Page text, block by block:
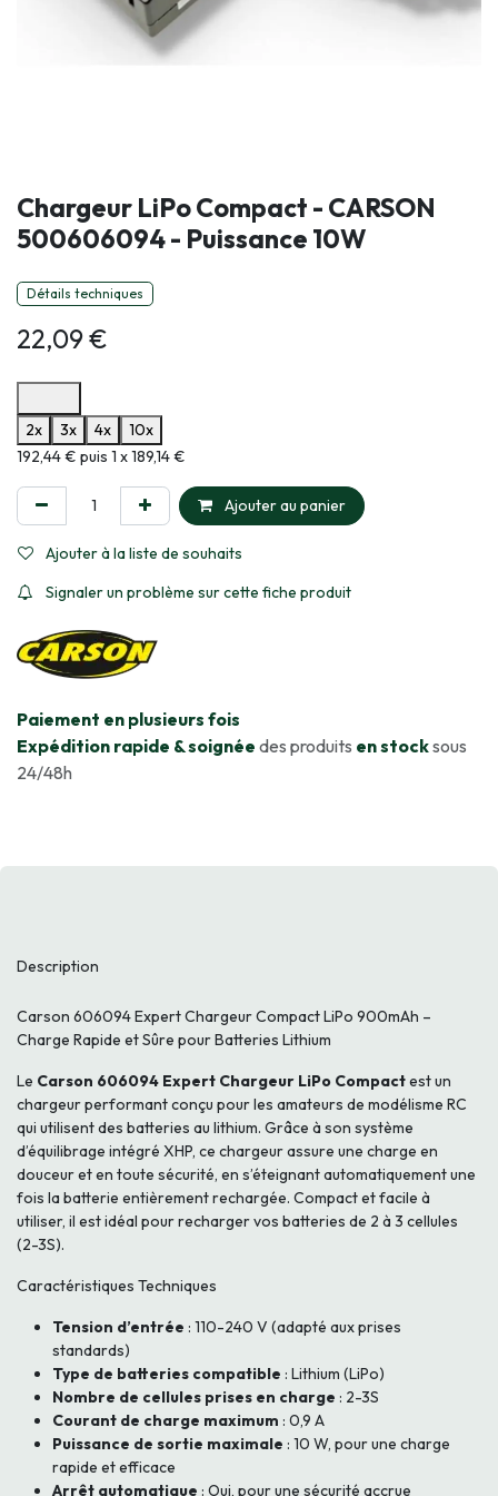
Chargeur LiPo Compact - CARSON
500606094 - Puissance 10W
Détails techniques
22,09€
2x
3x 4x
10x
Informations sur le plan de paiement sélectionné
192,44 € puis 1 x 189,14 €
Ajouter au panier
Ajouter à la liste de souhaits
Signaler un problème sur cette fiche produit
​Paiement en plusieurs fois
Expédition rapide & soignée des produits en stocksous
24/48h
Description
Carson 606094 Expert Chargeur Compact LiPo 900mAh –
Charge Rapide et Sûre pour Batteries Lithium
Le Carson 606094 Expert Chargeur LiPo Compactest un
chargeur performant conçu pour les amateurs de modélisme RC
qui utilisent des batteries au lithium. Grâce à son système
d’équilibrage intégré XHP, ce chargeur assure une charge en
douceur et en toute sécurité, en s’éteignant automatiquement une
fois la batterie entièrement rechargée. Compact et facile à
utiliser, il est idéal pour recharger vos batteries de 2 à 3 cellules
(2-3S).
Caractéristiques Techniques
Tension d’entrée : 110-240 V (adapté aux prises
standards)
Type de batteries compatible : Lithium (LiPo)
Nombre de cellules prises en charge : 2-3S
Courant de charge maximum : 0,9 A
Puissance de sortie maximale : 10 W, pour une charge
rapide et efficace
Arrêt automatique : Oui, pour une sécurité accrue